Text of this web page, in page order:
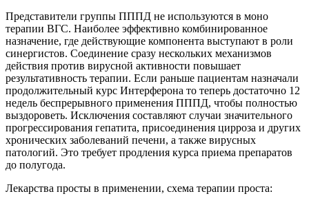
Представители группы ПППД не используются в моно
терапии ВГС. Наиболее эффективно комбинированное
назначение, где действующие компонента выступают в роли
синергистов. Соединение сразу нескольких механизмов
действия против вирусной активности повышает
результативность терапии. Если раньше пациентам назначали
продолжительный курс Интерферона то теперь достаточно 12
недель беспрерывного применения ПППД, чтобы полностью
выздороветь. Исключения составляют случаи значительного
прогрессирования гепатита, присоединения цирроза и других
хронических заболеваний печени, а также вирусных
патологий. Это требует продления курса приема препаратов
до полугода.
Лекарства просты в применении, схема терапии проста: